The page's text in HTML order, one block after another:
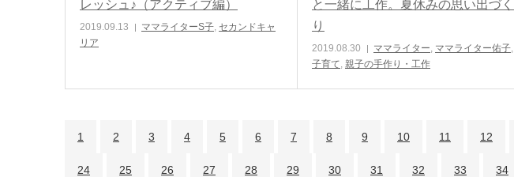
レッシュ♪（アクティブ編）
2019.09.13 ママライターS子, セカンドキャ
リア
と一緒に工作。夏休みの思い出づく
り
2019.08.30 ママライター, ママライター佑子,
子育て, 親子の手作り・工作
1 2 3 4 5 6 7 8 9 10 11 12
24 25 26 27 28 29 30 31 32 33 34